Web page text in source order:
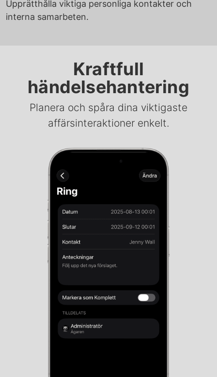
Upprätthålla viktiga personliga kontakter och
interna samarbeten.
Kraftfull
händelsehantering
Planera och spåra dina viktigaste
affärsinteraktioner enkelt.